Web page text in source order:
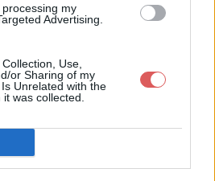
my
Advertising.
Use,
or Sharing of my
Unrelated with the
was collected.
fichier test6.m3u8